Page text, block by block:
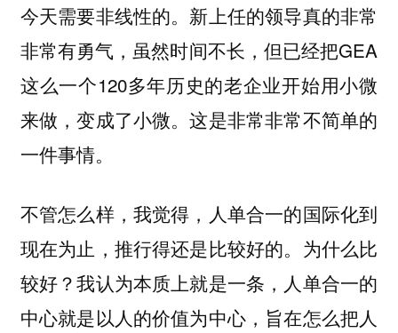
今天需要非线性的。新上任的领导真的非常
非常有勇气，虽然时间不长，但已经把GEA
这么一个120多年历史的老企业开始用小微
来做，变成了小微。这是非常非常不简单的
一件事情。
不管怎么样，我觉得，人单合一的国际化到
现在为止，推行得还是比较好的。为什么比
较好？我认为本质上就是一条，人单合一的
中心就是以人的价值为中心，旨在怎么把人